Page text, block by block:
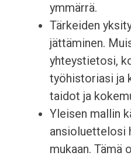
ymmärrä.
Tärkeiden
jättäminen.
yhteystietosi,
työhistoriasi ja
taidot ja
Yleisen mallin
ansioluettelosi
mukaan. Tämä